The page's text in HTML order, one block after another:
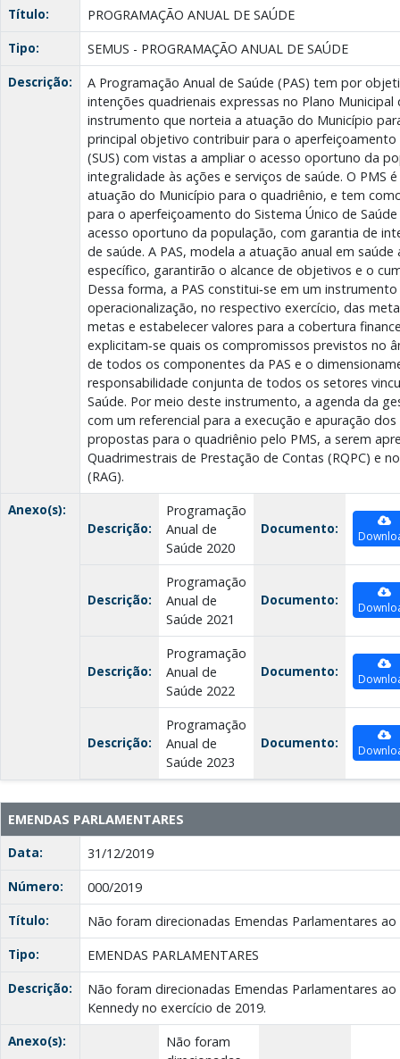
Título:
PROGRAMAÇÃO ANUAL DE SAÚDE
Tipo:
SEMUS - PROGRAMAÇÃO ANUAL DE SAÚDE
Descrição:
A Programação Anual de Saúde (PAS) tem por
intenções quadrienais expressas no Plano Municipal
instrumento que norteia a atuação do Município
principal objetivo contribuir para o aperfeiçoamento
(SUS) com vistas a ampliar o acesso oportuno da
integralidade às ações e serviços de saúde. O PMS
atuação do Município para o quadriênio, e tem
para o aperfeiçoamento do Sistema Único de
acesso oportuno da população, com garantia de
de saúde. A PAS, modela a atuação anual em
específico, garantirão o alcance de objetivos e o
Dessa forma, a PAS constitui‐se em um
operacionalização, no respectivo exercício, das
metas e estabelecer valores para a cobertura
explicitam‐se quais os compromissos previstos no
de todos os componentes da PAS e o
responsabilidade conjunta de todos os setores
Saúde. Por meio deste instrumento, a agenda da
com um referencial para a execução e apuração
propostas para o quadriênio pelo PMS, a serem
Quadrimestrais de Prestação de Contas (RQPC) e
(RAG).
Anexo(s):
Descrição:
Programação
Anual de
Saúde 2020
Documento:
Descrição:
Programação
Anual de
Saúde 2021
Documento:
Descrição:
Programação
Anual de
Saúde 2022
Documento:
Descrição:
Programação
Anual de
Saúde 2023
Documento:
EMENDAS PARLAMENTARES
Data:
31/12/2019
Número:
000/2019
Título:
Não foram direcionadas Emendas Parlamentares
Tipo:
EMENDAS PARLAMENTARES
Descrição:
Não foram direcionadas Emendas Parlamentares
Kennedy no exercício de 2019.
Anexo(s):
Não foram